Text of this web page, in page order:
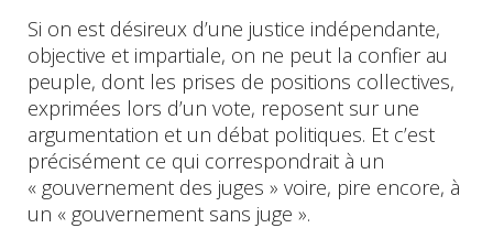
Si on est désireux d’une justice indépendante,
objective et impartiale, on ne peut la confier au
peuple, dont les prises de positions collectives,
exprimées lors d’un vote, reposent sur une
argumentation et un débat politiques. Et c’est
précisément ce qui correspondrait à un
« gouvernement des juges » voire, pire encore, à
un « gouvernement sans juge ».